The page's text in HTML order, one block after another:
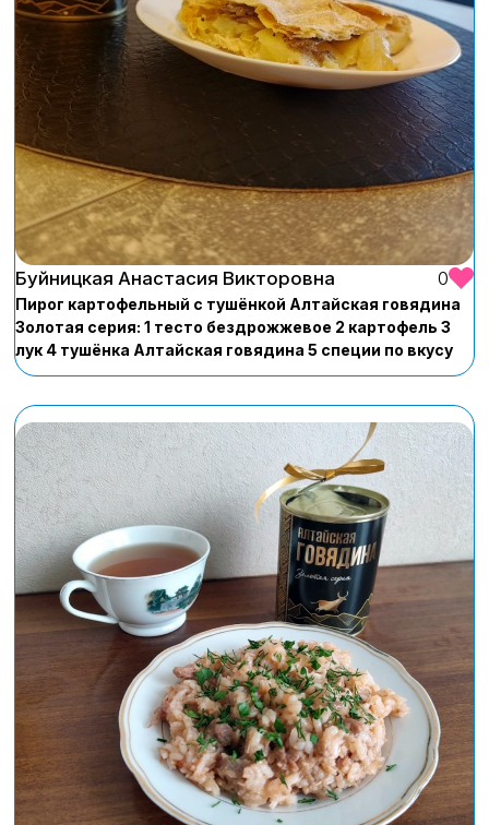
Буйницкая Анастасия Викторовна 0
Пирог картофельный с тушёнкой Алтайская говядина
Золотая серия: 1 тесто бездрожжевое 2 картофель 3
лук 4 тушёнка Алтайская говядина 5 специи по вкусу